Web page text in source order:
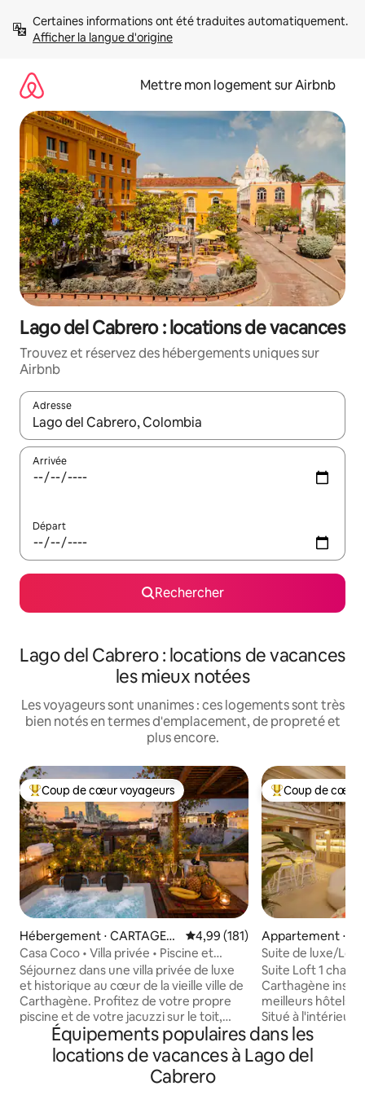
directement
Afficher la langue d'origine
Mettre mon logement sur Airbnb
Lago del Cabrero : locations de vacances
Trouvez et réservez des hébergements uniques sur
Airbnb
Adresse
Lorsque les résultats s'affichent, utilisez les flèches vers le
Arrivée
Départ
Rechercher
Lago del Cabrero : locations de vacances
les mieux notées
Les voyageurs sont unanimes : ces logements sont très
bien notés en termes d'emplacement, de propreté et
plus encore.
Coups de cœur voyageurs les plus appréciés
Coup de cœur voyageurs
Hébergement ⋅ CARTAGEN
A
Évaluation moyenne sur la
4,99 (181)
Casa Coco • Villa privée • Piscine et
jacuzzi sur le toit
Séjournez dans une villa privée de luxe
et historique au cœur de la vieille ville de
Carthagène. Profitez de votre propre
piscine et de votre jacuzzi sur le toit,
parfaits pour des journées de détente et
des soirées au coucher du soleil. Situé
dans le célèbre quartier de Getsemaní, à
distance de marche des restaurants, des
Coups de cœur
Coup de cœur
Appartement ⋅
Suite de luxe/
Suite Loft 1
Carthagène
meilleurs hôtels 5
Situé à l'intérieur
ville, à distance
boutiques, des
restaurants, des
Équipements populaires dans les
locations de vacances à Lago del
Cabrero